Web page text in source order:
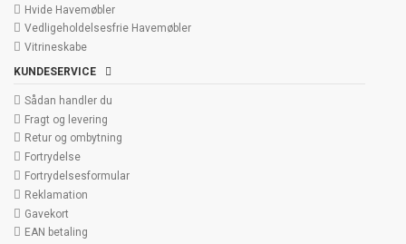
Hvide Havemøbler
Vedligeholdelsesfrie Havemøbler
Vitrineskabe
KUNDESERVICE
Sådan handler du
Fragt og levering
Retur og ombytning
Fortrydelse
Fortrydelsesformular
Reklamation
Gavekort
EAN betaling